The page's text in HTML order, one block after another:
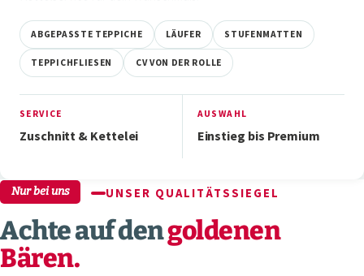
ABGEPASSTE TEPPICHE LÄUFER STUFENMATTEN
TEPPICHFLIESEN CV VON DER ROLLE
SERVICE
Zuschnitt & Kettelei
AUSWAHL
Einstieg bis Premium
Nur bei uns UNSER QUALITÄTSSIEGEL
Achte auf dengoldenen
Bären.